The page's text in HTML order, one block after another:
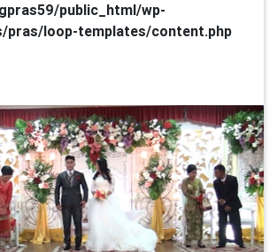
public_html/wp-
pras/loop-templates/content.php